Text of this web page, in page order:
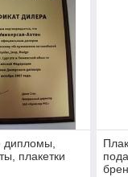
дипломы,
плакетки